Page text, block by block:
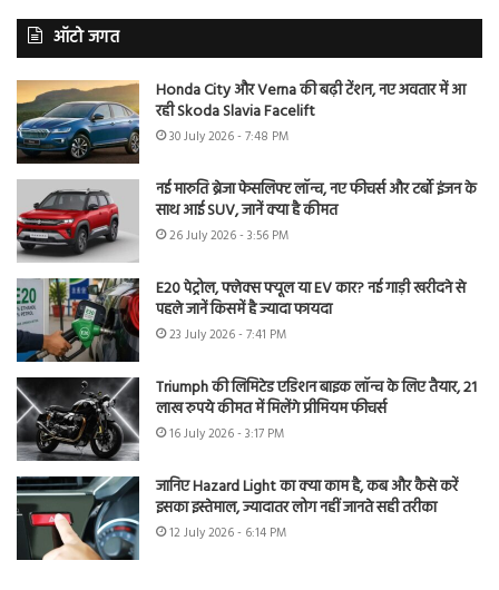
ऑटो जगत
Honda City और Verna की बढ़ी टेंशन, नए अवतार में आ
रही Skoda Slavia Facelift
30 July 2026 - 7:48 PM
नई मारुति ब्रेजा फेसलिफ्ट लॉन्च, नए फीचर्स और टर्बो इंजन के
साथ आई SUV, जानें क्या है कीमत
26 July 2026 - 3:56 PM
E20 पेट्रोल, फ्लेक्स फ्यूल या EV कार? नई गाड़ी खरीदने से
पहले जानें किसमें है ज्यादा फायदा
23 July 2026 - 7:41 PM
Triumph की लिमिटेड एडिशन बाइक लॉन्च के लिए तैयार, 21
लाख रुपये कीमत में मिलेंगे प्रीमियम फीचर्स
16 July 2026 - 3:17 PM
जानिए Hazard Light का क्या काम है, कब और कैसे करें
इसका इस्तेमाल, ज्यादातर लोग नहीं जानते सही तरीका
12 July 2026 - 6:14 PM